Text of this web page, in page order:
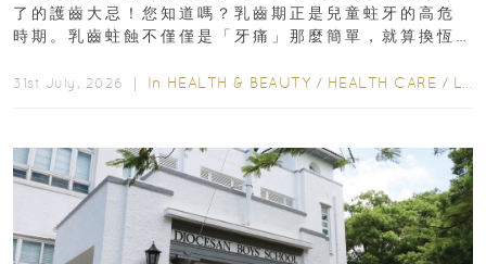
了的護齒大忌！您知道嗎？乳齒期正是兒童蛀牙的高危
時期。乳齒蛀蝕不僅僅是「牙痛」那麼簡單，就算換恆
31st July, 2026 ｜ In HEALTH & BEAUTY / HEALTH CARE / LIFESTYLE